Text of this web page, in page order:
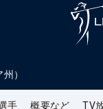
）
手 概要など TV